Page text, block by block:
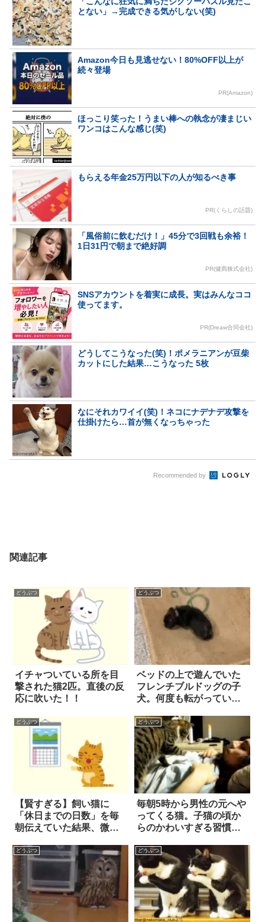
とない」→完成できる気がしない(笑)
Amazon今日も見逃せない！80%OFF以上が
続々登場
PR(Amazon)
ほっこり笑った！うまい棒への執念が凄まじい
ワンコはこんな感じ(笑)
もらえる年金25万円以下の人が知るべき事
PR(くらしの話題)
「風俗前に飲むだけ！」45分で3回戦も余裕！
1日31円で朝まで絶好調
PR(健商株式会社)
SNSアカウントを着実に成長。実はみんなココ
使ってます。
PR(Dreaw合同会社)
どうしてこうなった(笑)！ポメラニアンが豆柴
カットにした結果…こうなった 5枚
なにそれカワイイ(笑)！ネコにナデナデ攻撃を
仕掛けたら…首が無くなっちゃった
Recommended by
関連記事
どうぶつ
イチャついている所を目
撃された猫2匹。直後の反
応に吹いた！！
どうぶつ
ベッドの上で遊んでいた
フレンチブルドッグの子
犬。何度も転がっている
う！
どうぶつ
【賢すぎる】飼い猫に
「休日までの日数」を毎
朝伝えていた結果、微笑
どうぶつ
毎朝5時から男性の元へや
ってくる猫。子猫の頃か
らのかわいすぎる習慣に
どうぶつ どうぶつ